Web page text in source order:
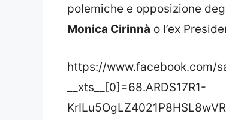
polemiche e opposizione
Monica Cirinnà o l’ex
https://www.facebook.com/
__xts__[0]=68.ARDS17R1-